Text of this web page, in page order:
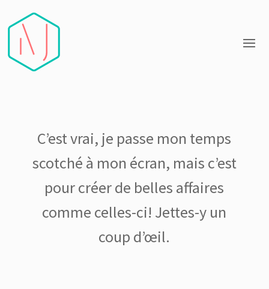
C’est vrai, je passe mon temps
scotché à mon écran, mais c’est
pour créer de belles affaires
comme celles-ci! Jettes-y un
coup d’œil.